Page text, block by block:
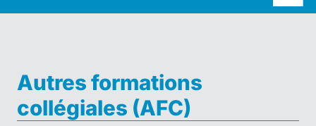
Autres formations
collégiales (AFC)